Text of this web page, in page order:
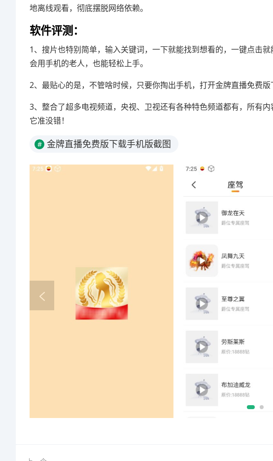
地离线观看，彻底摆脱网络依赖。
软件评测：
1、搜片也特别简单，输入关键词，一下就能找到想看的，一键点击
会用手机的老人，也能轻松上手。
2、最贴心的是，不管啥时候，只要你掏出手机，打开金牌直播免费
3、整合了超多电视频道，央视、卫视还有各种特色频道都有，所有
它准没错！
# 金牌直播免费版下载手机版截图